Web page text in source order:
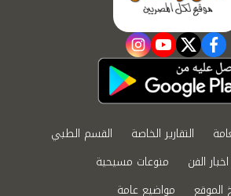
facebook
twitter
youtube
instagram
التقارير الخاصة
القسم الطبي
اخبار الفن
منوعات مسيحية
مواضيع عامة